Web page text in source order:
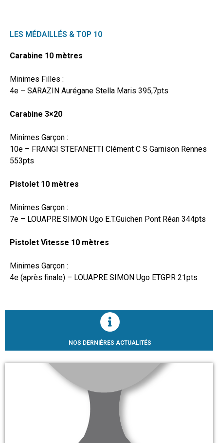
LES MÉDAILLÉS & TOP 10
Carabine 10 mètres
Minimes Filles :
4e – SARAZIN Aurégane Stella Maris 395,7pts
Carabine 3×20
Minimes Garçon :
10e – FRANGI STEFANETTI Clément C S Garnison Rennes
553pts
Pistolet 10 mètres
Minimes Garçon :
7e – LOUAPRE SIMON Ugo E.T.Guichen Pont Réan 344pts
Pistolet Vitesse 10 mètres
Minimes Garçon :
4e (après finale) – LOUAPRE SIMON Ugo ETGPR 21pts
NOS DERNIÈRES ACTUALITÉS